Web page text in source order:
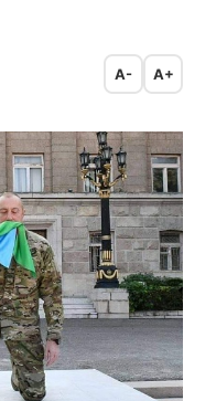
A- A+